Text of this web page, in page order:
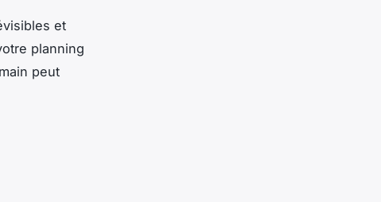
et
planning
peut